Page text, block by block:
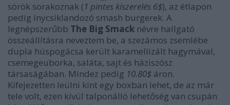
sörök sorakoznak (1 pintes kiszerelés 6$), az étlapon
pedig ínycsiklandozó smash burgerek. A
legnépszerűbb The Big Smack névre hallgató
összeállításra neveztem be, a szezámos zsemlébe
dupla húspogácsa került karamellizált hagymával,
csemegeuborka, saláta, sajt és háziszósz
társaságában. Mindez pedig 10.80$ áron.
Kifejezetten leülni kint egy boxban lehet, de az már
tele volt, ezen kívül talponálló lehetőség van csupán